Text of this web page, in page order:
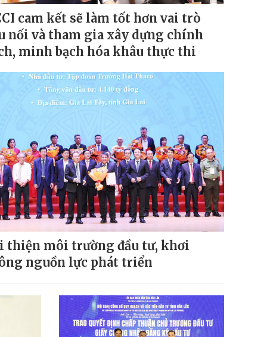
cam kết sẽ làm tốt hơn vai trò
nối và tham gia xây dựng chính
minh bạch hóa khâu thực thi
thiện môi trường đầu tư, khơi
nguồn lực phát triển